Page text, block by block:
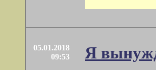
05.01.2018
09:53
Я